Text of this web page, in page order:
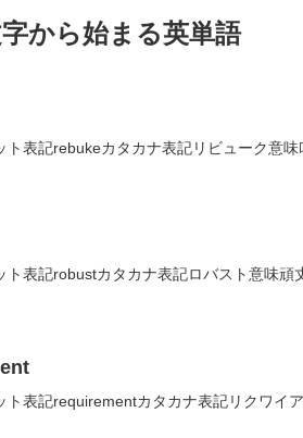
から始まる英単語
ト表記rebukeカタカナ表記リビューク意味
ト表記robustカタカナ表記ロバスト意味頑
ト表記requirementカタカナ表記リクワイ